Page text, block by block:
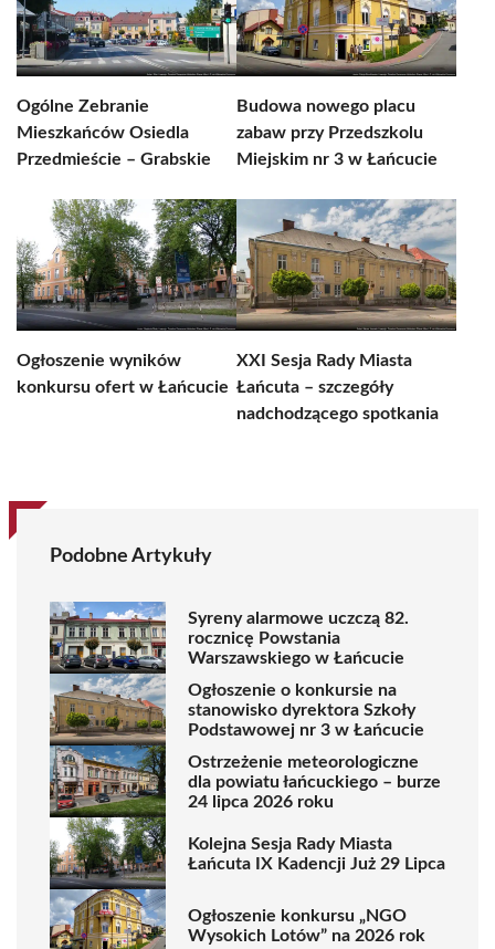
Ogólne Zebranie
Mieszkańców Osiedla
Przedmieście – Grabskie
Budowa nowego placu
zabaw przy Przedszkolu
Miejskim nr 3 w Łańcucie
Ogłoszenie wyników
konkursu ofert w Łańcucie
XXI Sesja Rady Miasta
Łańcuta – szczegóły
nadchodzącego spotkania
Podobne Artykuły
Syreny alarmowe uczczą 82.
rocznicę Powstania
Warszawskiego w Łańcucie
Ogłoszenie o konkursie na
stanowisko dyrektora Szkoły
Podstawowej nr 3 w Łańcucie
Ostrzeżenie meteorologiczne
dla powiatu łańcuckiego – burze
24 lipca 2026 roku
Kolejna Sesja Rady Miasta
Łańcuta IX Kadencji Już 29 Lipca
Ogłoszenie konkursu „NGO
Wysokich Lotów” na 2026 rok